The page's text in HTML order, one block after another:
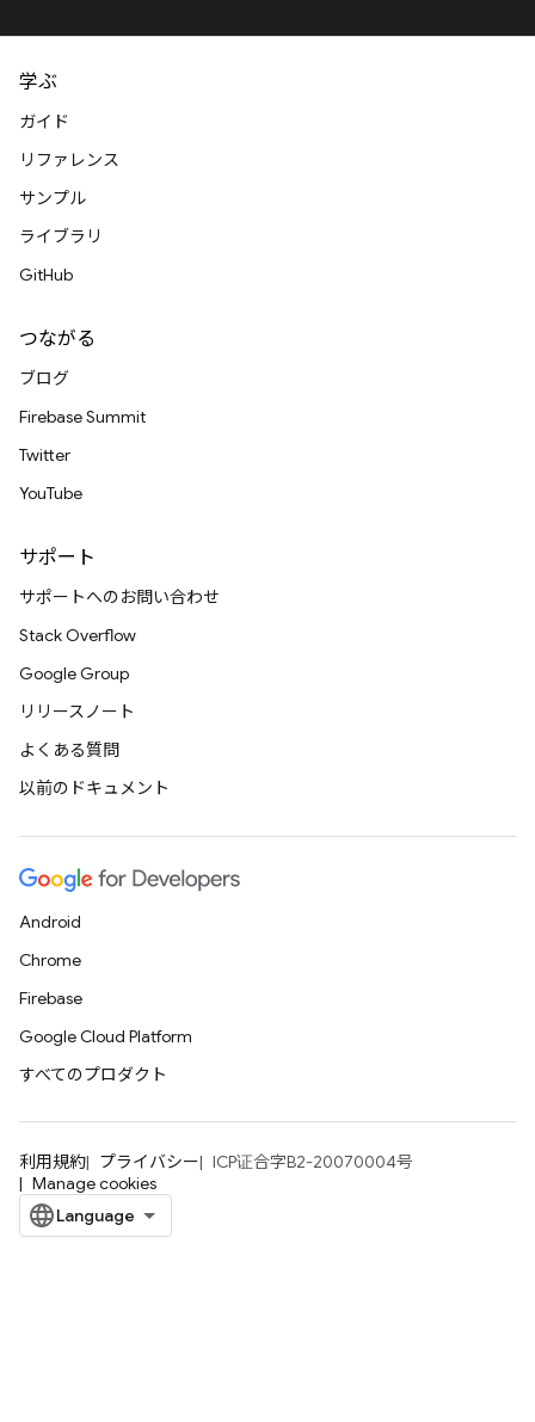
学ぶ
ガイド
リファレンス
サンプル
ライブラリ
GitHub
つながる
ブログ
Firebase Summit
Twitter
YouTube
サポート
サポートへのお問い合わせ
Stack Overflow
Google Group
リリースノート
よくある質問
以前のドキュメント
Android
Chrome
Firebase
Google Cloud Platform
すべてのプロダクト
利用規約 プライバシー
ICP证合字B2-20070004号
Manage cookies